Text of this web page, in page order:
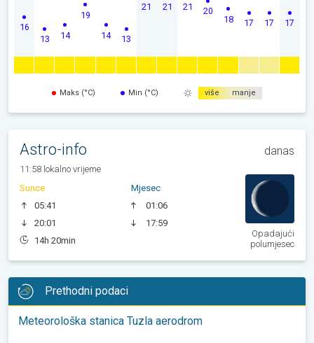
16
13 14
19
14 13
21 21 21 20
18 17 17 17
Maks (°C) Min (°C) više manje
Astro-info danas
11:58 lokalno vrijeme
Sunce
05:41
20:01
14h 20min
Mjesec
01:06
17:59
Opadajući
polumjesec
Prethodni podaci
Meteorološka stanica Tuzla aerodrom